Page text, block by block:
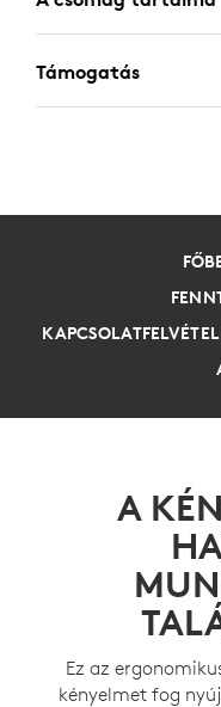
Támogatás
A
Ez az
kényelmet fog